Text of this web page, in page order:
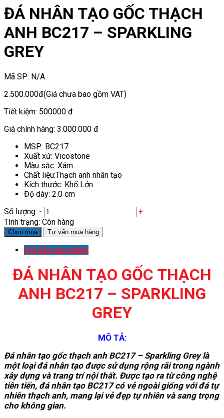
ĐÁ NHÂN TẠO GỐC THẠCH
ANH BC217 – SPARKLING
GREY
Mã SP: N/A
2.500.000đ(Giá chưa bao gồm VAT)
Tiết kiệm: 500000 đ
Giá chính hãng: 3.000.000 đ
MSP: BC217
Xuất xứ: Vicostone
Màu sắc: Xám
Chất liệu:Thạch anh nhân tạo
Kích thước: Khổ Lớn
Độ dày: 2.0 cm
Số lượng: -
+
Tình trạng: Còn hàng
Chọn mua Tư vấn mua hàng
Chi tiết sản phẩm
ĐÁ NHÂN TẠO GỐC THẠCH
ANH BC217 – SPARKLING
GREY
MÔ TẢ:
Đá nhân tạo gốc thạch anh BC217 – Sparkling Grey là
một loại đá nhân tạo được sử dụng rộng rãi trong ngành
xây dựng và trang trí nội thất. Được tạo ra từ công nghệ
tiên tiến, đá nhân tạo BC217 có vẻ ngoài giống với đá tự
nhiên thạch anh, mang lại vẻ đẹp tự nhiên và sang trọng
cho không gian.